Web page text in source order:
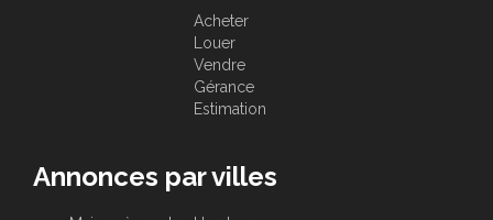
Acheter
Louer
Vendre
Gérance
Estimation
Annonces par villes